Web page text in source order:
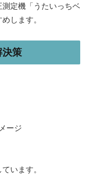
定機「うたいっちベ
します。
決策
ージ
います。